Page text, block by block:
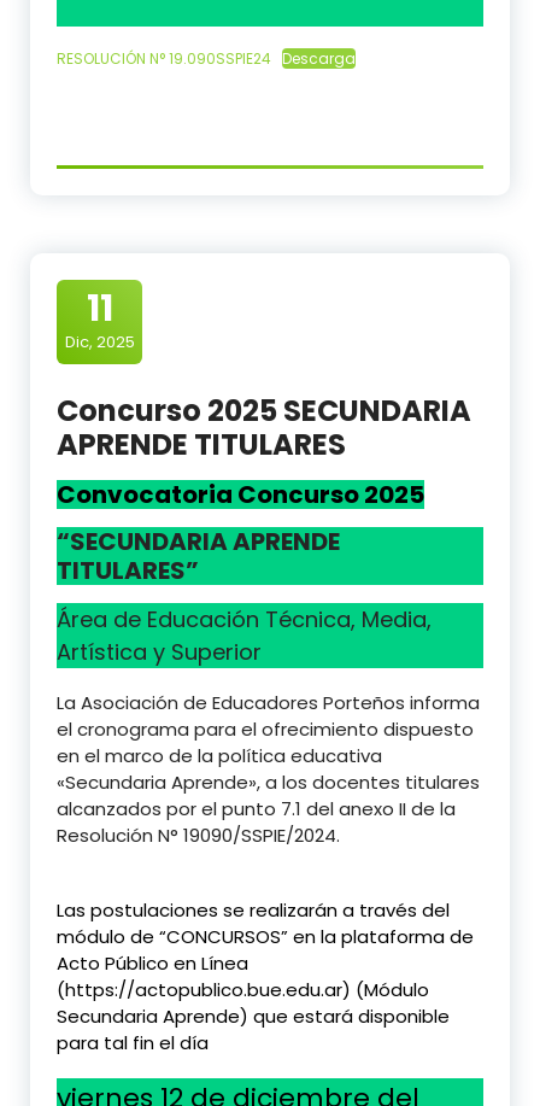
RESOLUCIÓN N° 19.090SSPIE24 Descarga
11
Dic, 2025
Concurso 2025 SECUNDARIA
APRENDE TITULARES
Convocatoria Concurso 2025
“SECUNDARIA APRENDE
TITULARES”
Área de Educación Técnica, Media,
Artística y Superior
La Asociación de Educadores Porteños informa
el cronograma para el ofrecimiento dispuesto
en el marco de la política educativa
«Secundaria Aprende», a los docentes titulares
alcanzados por el punto 7.1 del anexo II de la
Resolución N° 19090/SSPIE/2024.
Las postulaciones se realizarán a través del
módulo de “CONCURSOS” en la plataforma de
Acto Público en Línea
(https://actopublico.bue.edu.ar) (Módulo
Secundaria Aprende) que estará disponible
para tal fin el día
viernes 12 de diciembre del